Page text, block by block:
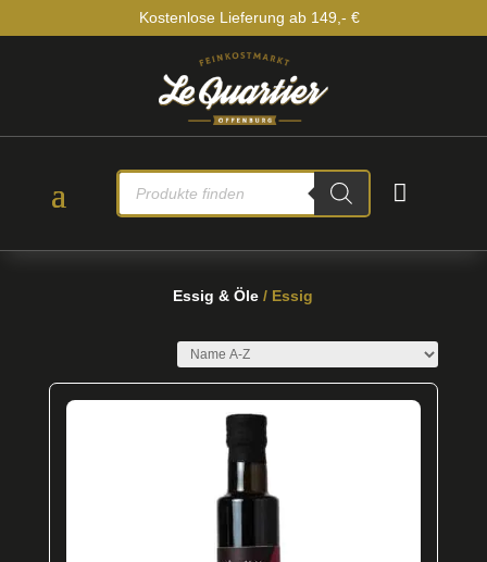
Kostenlose Lieferung ab 149,- €
PRODUCTS
SEARCH

Essig & Öle / Essig